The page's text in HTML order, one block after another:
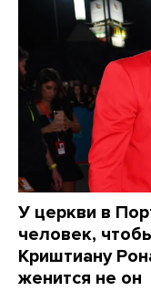
У церкви в
человек,
Криштиану
женится не он